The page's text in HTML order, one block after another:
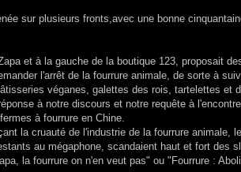
sur plusieurs fronts,avec une bonne
et à la gauche de la boutique 123, proposait
l'arrêt de la fourrure animale, de sorte à
véganes, galettes des rois, tartelettes et
à notre discours et notre requête à
à fourrure en Chine.
la cruauté de l'industrie de la fourrure animale,
au mégaphone, scandaient haut et fort des
la fourrure on n'en veut pas" ou "Fourrure :